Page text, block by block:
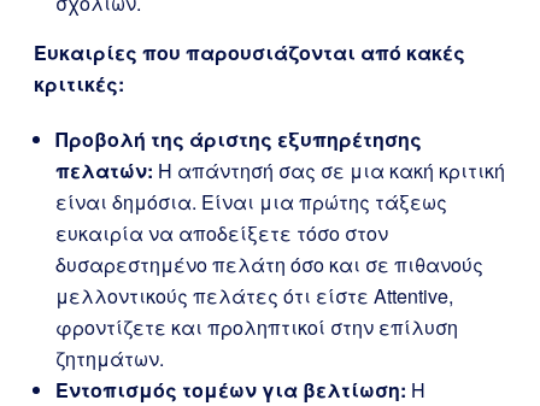
Ευκαιρίες που παρουσιάζονται από κακές
κριτικές:
Προβολή της άριστης εξυπηρέτησης
πελατών: Η απάντησή σας σε μια κακή κριτική
είναι δημόσια. Είναι μια πρώτης τάξεως
ευκαιρία να αποδείξετε τόσο στον
δυσαρεστημένο πελάτη όσο και σε πιθανούς
μελλοντικούς πελάτες ότι είστε Attentive,
φροντίζετε και προληπτικοί στην επίλυση
ζητημάτων.
Εντοπισμός τομέων για βελτίωση: Η